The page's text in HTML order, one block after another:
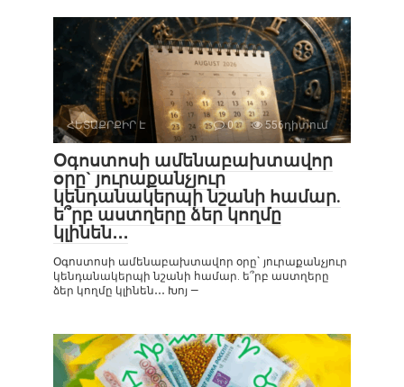
ՀԵՏԱՔՐՔԻՐ Է 0 556դիտում
Օգոստոսի ամենաբախտավոր
օրը` յուրաքանչյուր
կենդանակերպի նշանի համար.
ե՞րբ աստղերը ձեր կողմը
կլինեն․․․
Օգոստոսի ամենաբախտավոր օրը` յուրաքանչյուր
կենդանակերպի նշանի համար. ե՞րբ աստղերը
ձեր կողմը կլինեն․․․ Խոյ —